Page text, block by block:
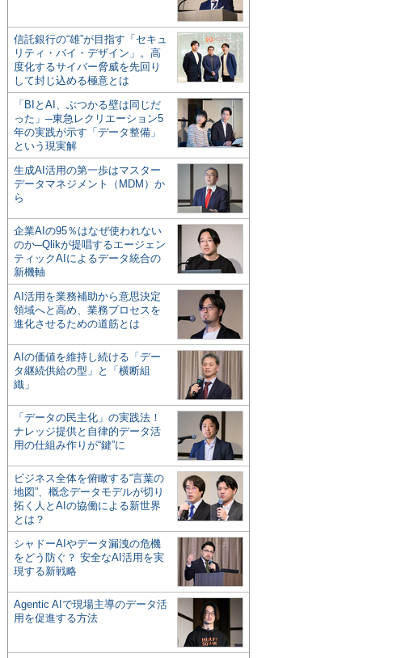
信託銀行の“雄”が目指す「セキュ
リティ・バイ・デザイン」。高
度化するサイバー脅威を先回り
して封じ込める極意とは
「BIとAI、ぶつかる壁は同じだ
った」─東急レクリエーション5
年の実践が示す「データ整備」
という現実解
生成AI活用の第一歩はマスター
データマネジメント（MDM）か
ら
企業AIの95％はなぜ使われない
のか─Qlikが提唱するエージェン
ティックAIによるデータ統合の
新機軸
AI活用を業務補助から意思決定
領域へと高め、業務プロセスを
進化させるための道筋とは
AIの価値を維持し続ける「デー
タ継続供給の型」と「横断組
織」
「データの民主化」の実践法！
ナレッジ提供と自律的データ活
用の仕組み作りが“鍵”に
ビジネス全体を俯瞰する“言葉の
地図”、概念データモデルが切り
拓く人とAIの協働による新世界
とは？
シャドーAIやデータ漏洩の危機
をどう防ぐ？ 安全なAI活用を実
現する新戦略
Agentic AIで現場主導のデータ活
用を促進する方法